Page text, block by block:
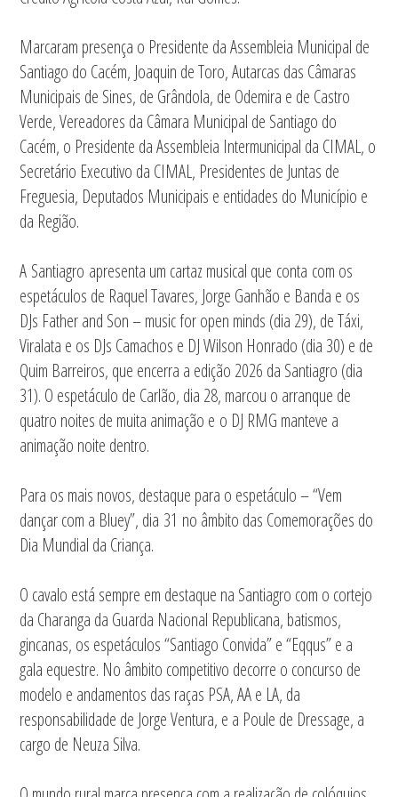
Marcaram presença o Presidente da Assembleia Municipal de
Santiago do Cacém, Joaquin de Toro, Autarcas das Câmaras
Municipais de Sines, de Grândola, de Odemira e de Castro
Verde, Vereadores da Câmara Municipal de Santiago do
Cacém, o Presidente da Assembleia Intermunicipal da CIMAL, o
Secretário Executivo da CIMAL, Presidentes de Juntas de
Freguesia, Deputados Municipais e entidades do Município e
da Região.
A Santiagro apresenta um cartaz musical que conta com os
espetáculos de Raquel Tavares, Jorge Ganhão e Banda e os
DJs Father and Son – music for open minds (dia 29), de Táxi,
Viralata e os DJs Camachos e DJ Wilson Honrado (dia 30) e de
Quim Barreiros, que encerra a edição 2026 da Santiagro (dia
31). O espetáculo de Carlão, dia 28, marcou o arranque de
quatro noites de muita animação e o DJ RMG manteve a
animação noite dentro.
Para os mais novos, destaque para o espetáculo – “Vem
dançar com a Bluey”, dia 31 no âmbito das Comemorações do
Dia Mundial da Criança.
O cavalo está sempre em destaque na Santiagro com o cortejo
da Charanga da Guarda Nacional Republicana, batismos,
gincanas, os espetáculos “Santiago Convida” e “Eqqus” e a
gala equestre. No âmbito competitivo decorre o concurso de
modelo e andamentos das raças PSA, AA e LA, da
responsabilidade de Jorge Ventura, e a Poule de Dressage, a
cargo de Neuza Silva.